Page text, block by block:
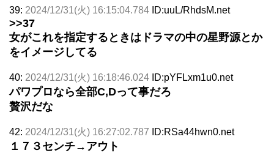
39: 2024/12/31(火) 16:15:04.784 ID:uuL/RhdsM.net
>>37
女がこれを指定するときはドラマの中の星野源とか
をイメージしてる
40: 2024/12/31(火) 16:18:46.024 ID:pYFLxm1u0.net
パワプロなら全部C,Dって事だろ
贅沢だな
42: 2024/12/31(火) 16:27:02.787 ID:RSa44hwn0.net
１７３センチ→アウト